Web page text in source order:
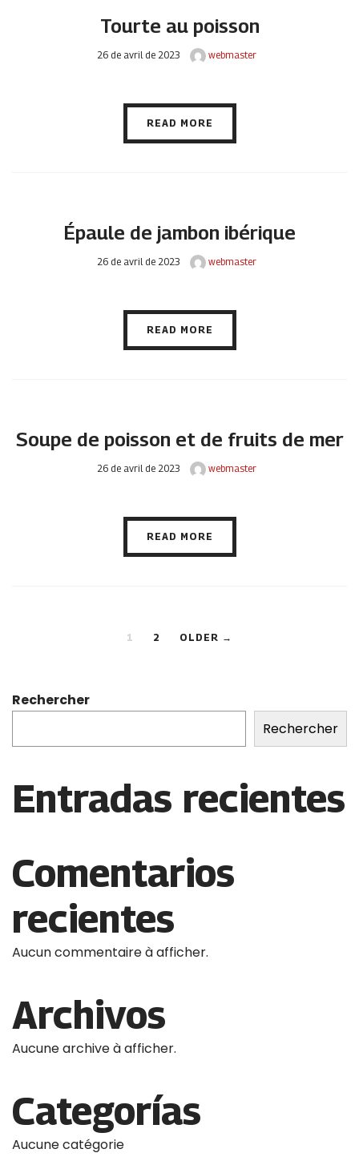
Tourte au poisson
26 de avril de 2023 webmaster
READ MORE
Épaule de jambon ibérique
26 de avril de 2023 webmaster
READ MORE
Soupe de poisson et de fruits de mer
26 de avril de 2023 webmaster
READ MORE
1 2 OLDER →
Rechercher
Rechercher
Entradas recientes
Comentarios
recientes
Aucun commentaire à afficher.
Archivos
Aucune archive à afficher.
Categorías
Aucune catégorie